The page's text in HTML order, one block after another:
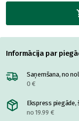
Informācija par
Saņemšana, no
0 €
Ekspress
no 19.99 €